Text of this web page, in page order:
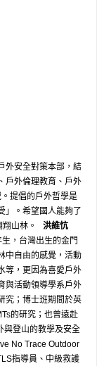
外安全對策本部，結
戶外倫理教育、戶外
提倡的戶外哲學是
」。希望國人能夠了
翔山林。 洪維忼
，台灣出生的金門
中自由的感覺，活動
等，更因為喜愛戶外
與活動領導學系戶外
究；博士班期間於英
的研究；也曾遠赴
登山的教學及安全
No Trace Outdoor
指導員、中級救護